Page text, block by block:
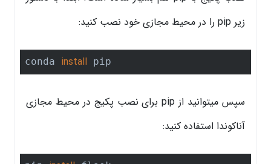
زیر pip را در محیط مجازی خود نصب کنید:
conda install pip
سپس میتوانید از pip برای نصب پکیج در محیط مجازی
آناکوندا استفاده کنید: